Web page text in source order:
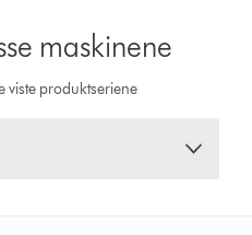
maskinene
viste produktseriene